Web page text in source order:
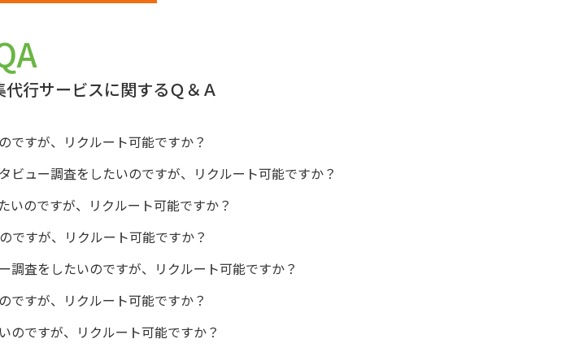
行サービスに関するＱ＆Ａ
ですが、リクルート可能ですか？
ュー調査をしたいのですが、リクルート可能ですか？
いのですが、リクルート可能ですか？
ですが、リクルート可能ですか？
査をしたいのですが、リクルート可能ですか？
ですが、リクルート可能ですか？
のですが、リクルート可能ですか？